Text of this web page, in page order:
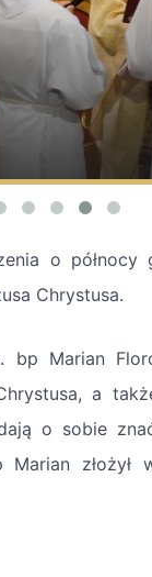
o północy
Chrystusa.
Marian
a
o sobie
złożył